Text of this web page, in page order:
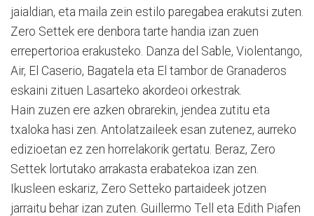
jaialdian, eta maila zein estilo paregabea erakutsi zuten.
Zero Settek ere denbora tarte handia izan zuen
errepertorioa erakusteko. Danza del Sable, Violentango,
Air, El Caserio, Bagatela eta El tambor de Granaderos
eskaini zituen Lasarteko akordeoi orkestrak.
Hain zuzen ere azken obrarekin, jendea zutitu eta
txaloka hasi zen. Antolatzaileek esan zutenez, aurreko
edizioetan ez zen horrelakorik gertatu. Beraz, Zero
Settek lortutako arrakasta erabatekoa izan zen.
Ikusleen eskariz, Zero Setteko partaideek jotzen
jarraitu behar izan zuten. Guillermo Tell eta Edith Piafen